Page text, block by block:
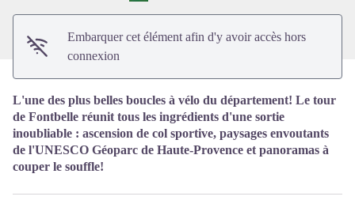
Embarquer cet élément afin d'y avoir accès hors
connexion
L'une des plus belles boucles à vélo du département! Le tour
de Fontbelle réunit tous les ingrédients d'une sortie
inoubliable : ascension de col sportive, paysages envoutants
de l'UNESCO Géoparc de Haute-Provence et panoramas à
couper le souffle!